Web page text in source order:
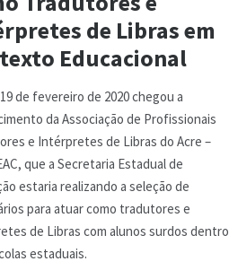
de Libras em
Educacional
de fevereiro de 2020 chegou a
da Associação de Profissionais
e Intérpretes de Libras do Acre –
que a Secretaria Estadual de
estaria realizando a seleção de
para atuar como tradutores e
de Libras com alunos surdos dentro
estaduais.